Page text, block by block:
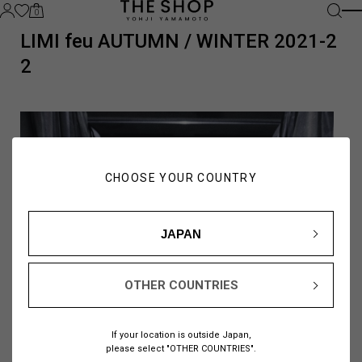
CHOOSE YOUR COUNTRY
JAPAN
OTHER COUNTRIES
If your location is outside Japan,
please select "OTHER COUNTRIES".
0
LIMI feu AUTUMN / WINTER 2021-2
2